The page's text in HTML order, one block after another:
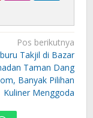
Pos berikutnya
Takjil di Bazar
Taman Dang
Banyak Pilihan
Kuliner Menggoda